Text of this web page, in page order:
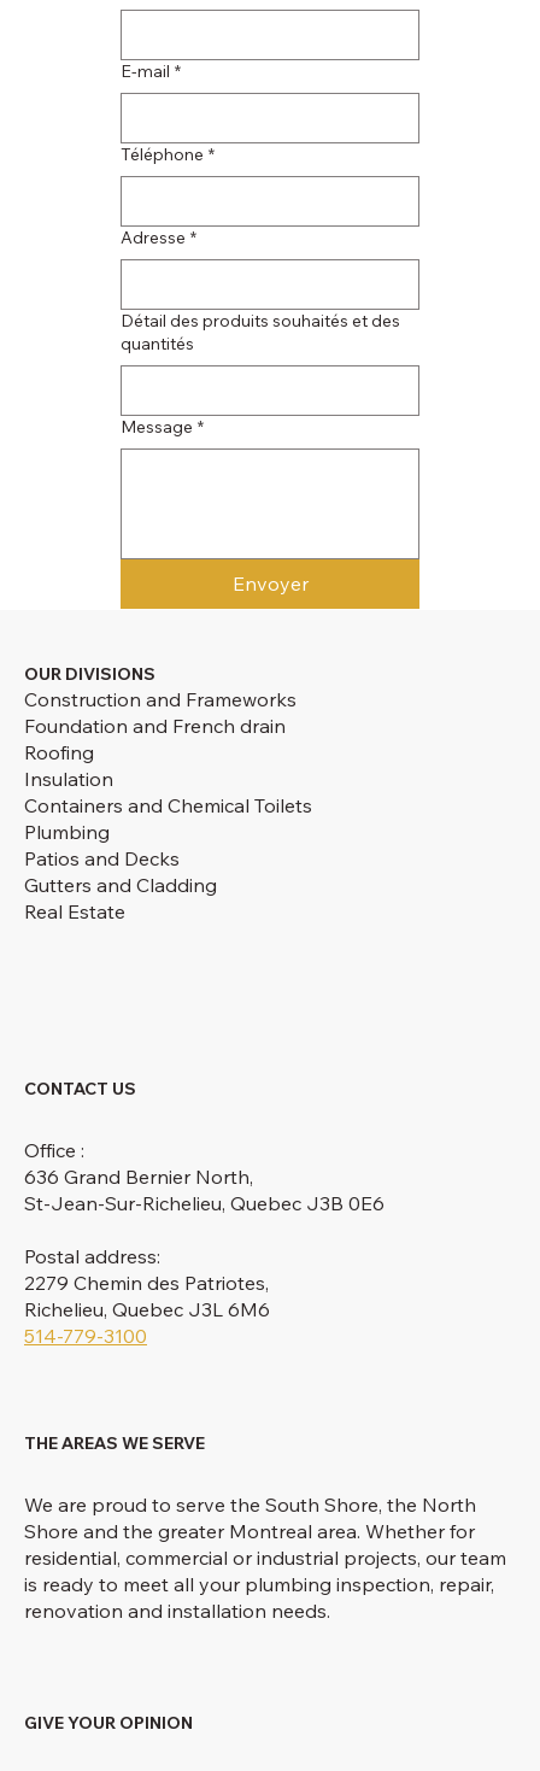
E‑mail *
Téléphone *
Adresse *
Détail des produits souhaités et des
quantités
Message *
Envoyer
OUR DIVISIONS
Construction and Frameworks
Foundation and French drain
Roofing
Insulation
Containers and Chemical Toilets
Plumbing
Patios and Decks
Gutters and Cladding
Real Estate
CONTACT US
Office :
636 Grand Bernier North,
St-Jean-Sur-Richelieu, Quebec J3B 0E6
Postal address:
2279 Chemin des Patriotes,
Richelieu, Quebec J3L 6M6
514-779-3100
THE AREAS WE SERVE
We are proud to serve the South Shore, the North
Shore and the greater Montreal area. Whether for
residential, commercial or industrial projects, our team
is ready to meet all your plumbing inspection, repair,
renovation and installation needs.
GIVE YOUR OPINION